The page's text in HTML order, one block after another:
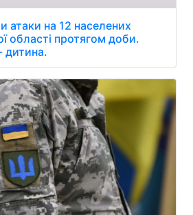
атаки на 12 населених
області протягом доби.
дитина.